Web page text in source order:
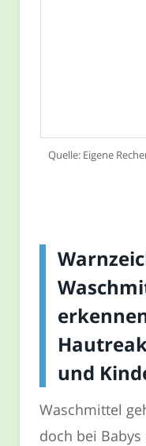
Quelle: Eigene
und
Waschmittel
doch bei